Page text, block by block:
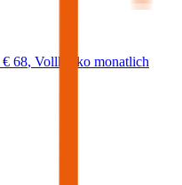
€ 68, Vollkasko monatlich